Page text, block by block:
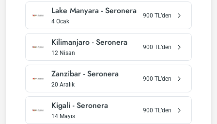
Lake Manyara -Seronera
4 Ocak
900 TL’den
Kilimanjaro -Seronera
12 Nisan
900 TL’den
Zanzibar -Seronera
20 Aralık
900 TL’den
Kigali -Seronera
14 Mayıs
900 TL’den